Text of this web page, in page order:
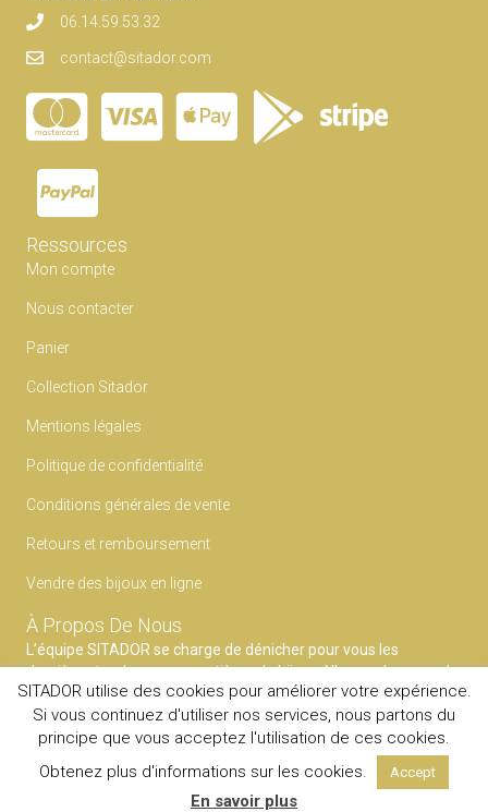
06.14.59.53.32
contact@sitador.com
Ressources
Mon compte
Nous contacter
Panier
Collection Sitador
Mentions légales
Politique de confidentialité
Conditions générales de vente
Retours et remboursement
Vendre des bijoux en ligne
À Propos De Nous
L’équipe SITADOR se charge de dénicher pour vous les
dernières tendances en matières de bijoux. N’ayez plus peur du
faux pas et faites confiance à notre expertise pour mettre en
avant votre style.
SITADOR utilise des cookies pour améliorer votre expérience.
Si vous continuez d'utiliser nos services, nous partons du
principe que vous acceptez l'utilisation de ces cookies.
Obtenez plus d'informations sur les cookies.
Accept
En savoir plus